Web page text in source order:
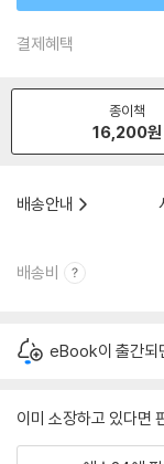
결제혜택
종이책
16,200원
배송안내
배송비
eBook이 출간되
이미 소장하고 있다면